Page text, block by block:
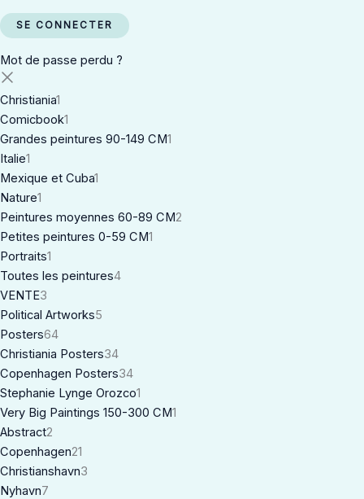
Mot de passe perdu ?
Christiania1
Comicbook1
Grandes peintures 90-149 CM1
Italie1
Mexique et Cuba1
Nature1
Peintures moyennes 60-89 CM2
Petites peintures 0-59 CM1
Portraits1
Toutes les peintures4
VENTE3
Political Artworks5
Posters64
Christiania Posters34
Copenhagen Posters34
Stephanie Lynge Orozco1
Very Big Paintings 150-300 CM1
Abstract2
Copenhagen21
Christianshavn3
Nyhavn7